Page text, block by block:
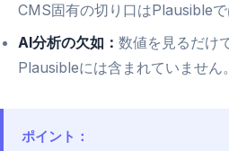
CMS固有の切り口はPlausibleで
AI分析の欠如： 数値を見るだけ
Plausibleには含まれていません。
ポイント：